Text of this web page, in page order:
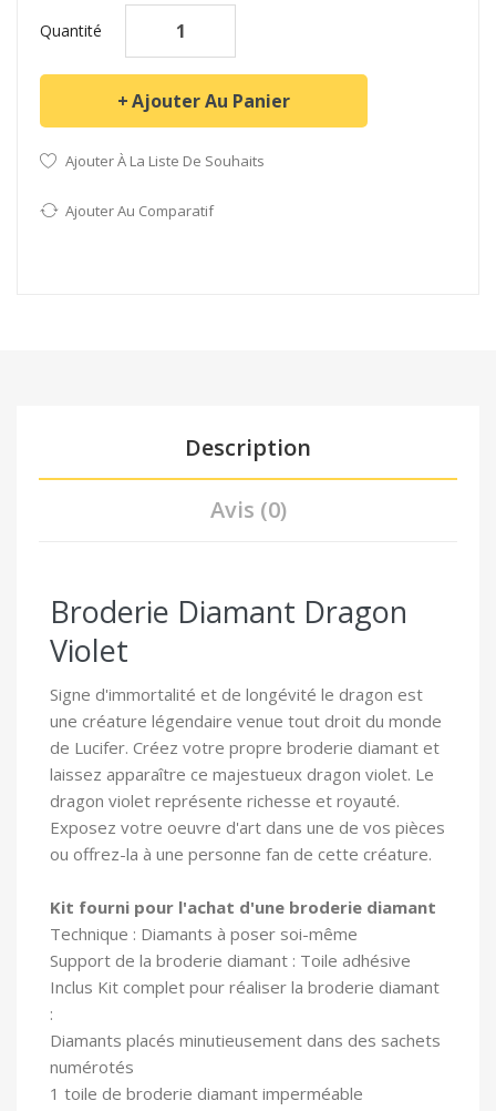
Quantité
Ajouter Au Panier
Ajouter À La Liste De Souhaits
Ajouter Au Comparatif
Description
Avis (0)
Broderie Diamant Dragon
Violet
Signe d'immortalité et de longévité le dragon est
une créature légendaire venue tout droit du monde
de Lucifer. Créez votre propre broderie diamant et
laissez apparaître ce majestueux dragon violet. Le
dragon violet représente richesse et royauté.
Exposez votre oeuvre d'art dans une de vos pièces
ou offrez-la à une personne fan de cette créature.
Kit fourni pour l'achat d'une broderie diamant
Technique : Diamants à poser soi-même
Support de la broderie diamant : Toile adhésive
Inclus Kit complet pour réaliser la broderie diamant
:
Diamants placés minutieusement dans des sachets
numérotés
1 toile de broderie diamant imperméable